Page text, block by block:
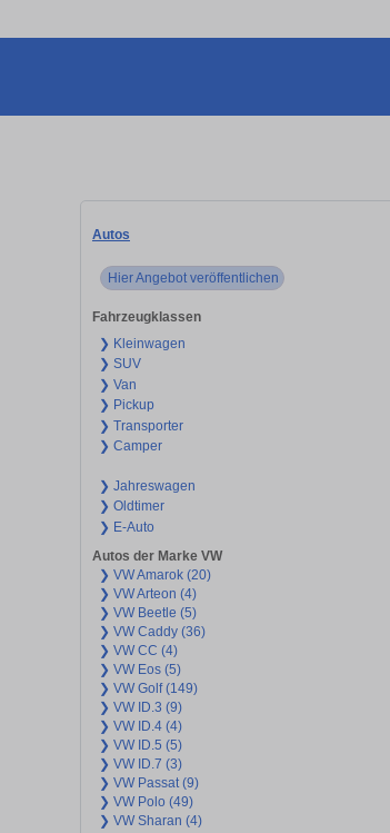
Autos
Hier Angebot veröffentlichen
Fahrzeugklassen
❯ Kleinwagen
❯ SUV
❯ Van
❯ Pickup
❯ Transporter
❯ Camper
❯ Jahreswagen
❯ Oldtimer
❯ E-Auto
Autos der Marke VW
❯ VW Amarok (20)
❯ VW Arteon (4)
❯ VW Beetle (5)
❯ VW Caddy (36)
❯ VW CC (4)
❯ VW Eos (5)
❯ VW Golf (149)
❯ VW ID.3 (9)
❯ VW ID.4 (4)
❯ VW ID.5 (5)
❯ VW ID.7 (3)
❯ VW Passat (9)
❯ VW Polo (49)
❯ VW Sharan (4)